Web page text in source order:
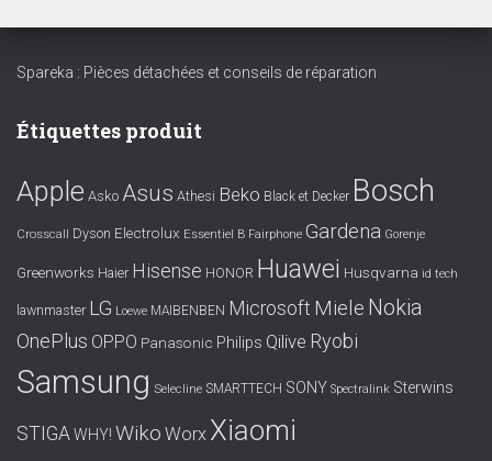
Spareka : Pièces détachées et conseils de réparation
Étiquettes produit
Apple Asko Asus Athesi Beko Black et Decker Bosch
Crosscall Dyson Electrolux Essentiel B Fairphone Gardena Gorenje
Greenworks Haier Hisense HONOR Huawei Husqvarna id tech
lawnmaster LG Loewe MAIBENBEN Microsoft Miele Nokia
OnePlus OPPO Panasonic Philips Qilive Ryobi
Samsung Selecline SMARTTECH SONY Spectralink Sterwins
STIGAWHY! Wiko Worx Xiaomi